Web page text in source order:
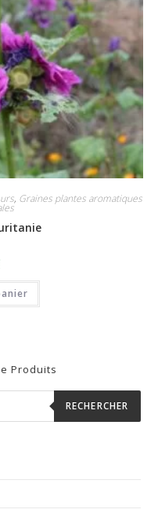
, Graines plantes aromatiques
Produits
RECHERCHER